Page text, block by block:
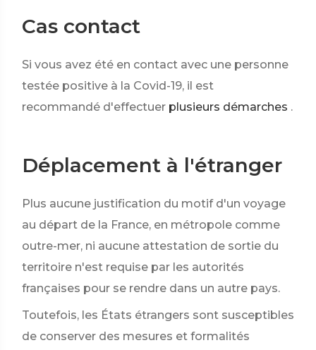
Cas contact
Si vous avez été en contact avec une personne
testée positive à la Covid-19, il est
recommandé d'effectuer plusieurs démarches .
Déplacement à l'étranger
Plus aucune justification du motif d'un voyage
au départ de la France, en métropole comme
outre-mer, ni aucune attestation de sortie du
territoire n'est requise par les autorités
françaises pour se rendre dans un autre pays.
Toutefois, les États étrangers sont susceptibles
de conserver des mesures et formalités